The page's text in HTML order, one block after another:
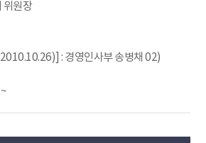
위원장
: 경영인사부 송병채 02)